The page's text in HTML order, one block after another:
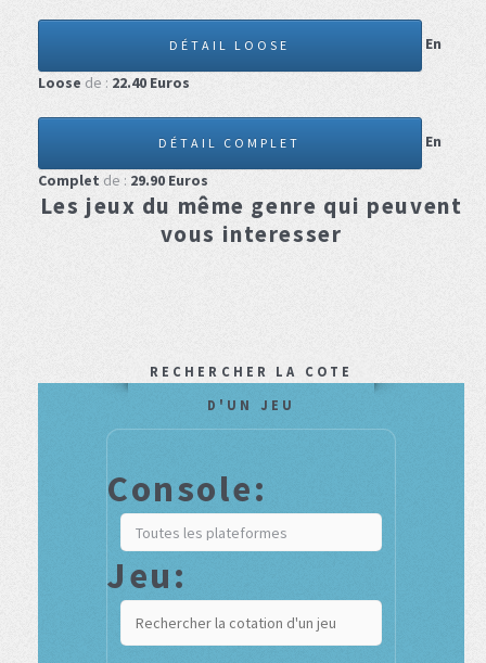
DÉTAIL LOOSE
En
Loose de : 22.40 Euros
DÉTAIL COMPLET
En
Complet de : 29.90 Euros
Les jeux du même genre qui peuvent
vous interesser
RECHERCHER LA COTE
D'UN JEU
Console:
Jeu: